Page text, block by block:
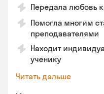
Передала любовь
Помогла многим
преподавателями
Находит
ученику
Читать дальше